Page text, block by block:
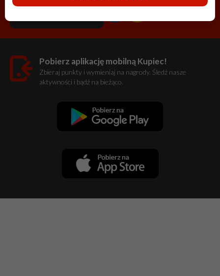
ZAPYTAJ
Pobierz aplikację mobilną Kupiec!
Zbieraj punkty i wymieniaj na nagrody. Śledź nasze
aktywności i bądź na bieżąco.